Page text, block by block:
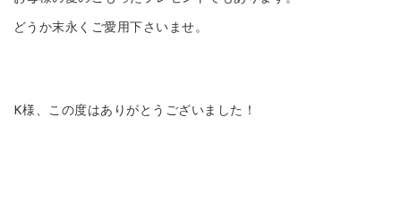
どうか末永くご愛用下さいませ。
K様、この度はありがとうございました！